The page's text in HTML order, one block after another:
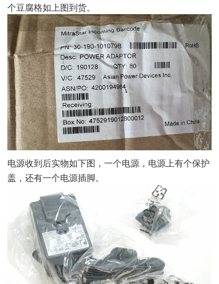
个豆腐格如上图到货。
电源收到后实物如下图，一个电源，电源上有个保护
盖，还有一个电源插脚。